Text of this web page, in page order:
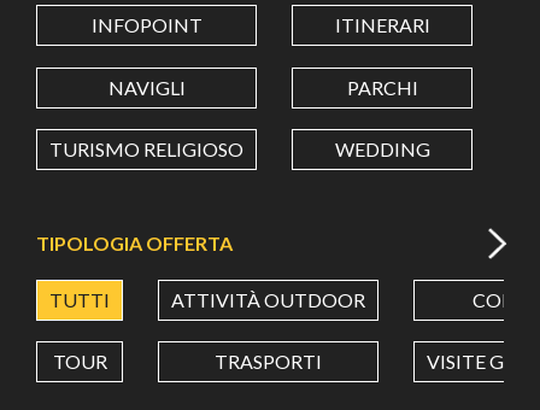
LONGITUDINE
Value in decimal degrees. Use dot (.) as decimal separator.
INFOPOINT ITINERARI
NAVIGLI PARCHI
TURISMO RELIGIOSO WEDDING
TIPOLOGIA OFFERTA
TUTTI ATTIVITÀ OUTDOOR CORSI
TOUR TRASPORTI VISITE